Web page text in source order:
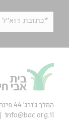
*כתובת דוא"ל
המלך ג'ורג' 44 פינת רחוב קק״ל, ירושלים
info@bac.org.il